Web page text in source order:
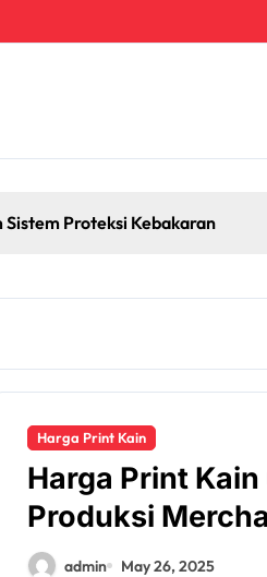
Harga Print Kain
Harga Print
Produksi
Promosi
admin May 26, 2025